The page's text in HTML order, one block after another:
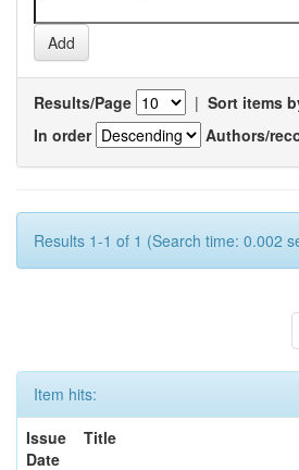
Results/Page | Sort items
In order
Authors/
Results 1-1 of 1 (Search time: 0.002
Item hits:
Issue
Date
Title